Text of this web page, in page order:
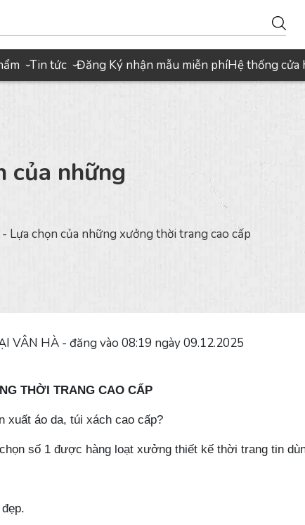
›Tin tức ›Đăng Ký nhận mẫu miễn phíHệ thống cửa
của những
Lựa chọn của những xưởng thời trang cao cấp
VÂN HÀ - đăng vào 08:19 ngày 09.12.2025
THỜI TRANG CAO CẤP
xuất áo da, túi xách cao cấp?
số 1 được hàng loạt xưởng thiết kế thời trang tin